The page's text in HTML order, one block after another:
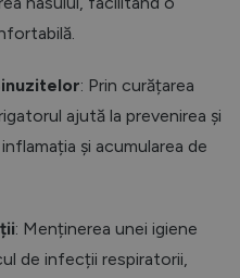
: Prin curățarea
ajută la prevenirea și
și acumularea de
: Menținerea unei igiene
de infecții respiratorii,